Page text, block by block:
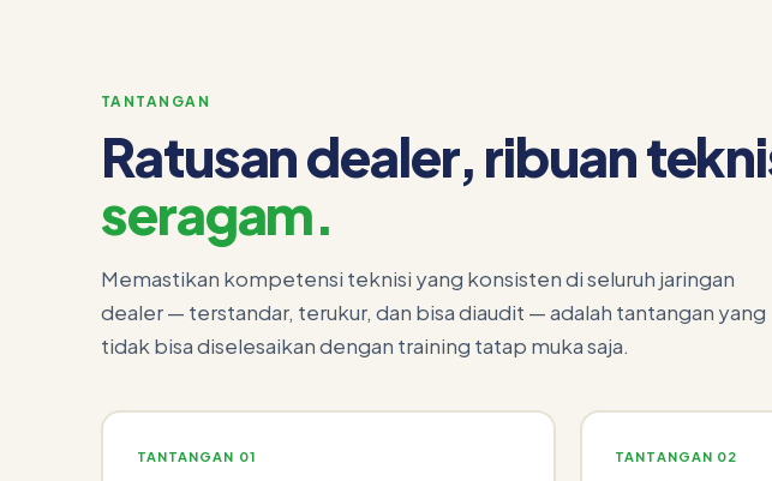
TANTANGAN
Ratusan dealer, ribuan
seragam.
Memastikan kompetensi teknisi yang konsisten di seluruh jaringan
dealer — terstandar, terukur, dan bisa diaudit — adalah tantangan yang
tidak bisa diselesaikan dengan training tatap muka saja.
TANTANGAN 01 TANTANGAN 02